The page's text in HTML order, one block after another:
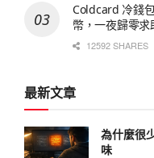
Coldcard 冷錢
幣，一夜歸零求
12592 SHARES
最新文章
為什麼很
味